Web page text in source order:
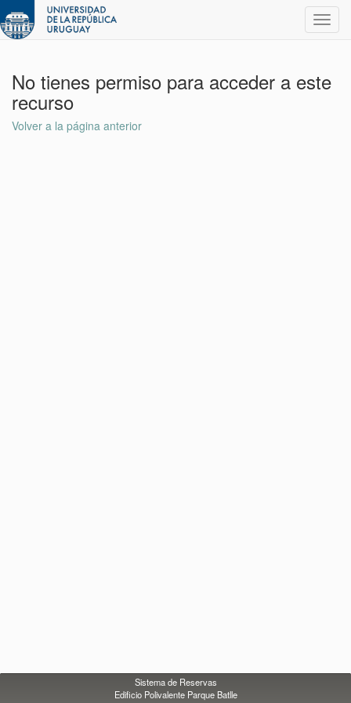
No tienes permiso para acceder a este
recurso
Volver a la página anterior
Sistema de Reservas
Edificio Polivalente Parque Batlle